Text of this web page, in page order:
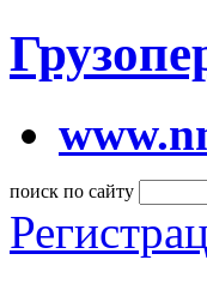
поиск по сайту